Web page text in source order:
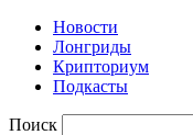
Новости
Лонгриды
Крипториум
Подкасты
Поиск